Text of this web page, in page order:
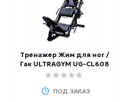
Тренажер Жим для ног /
Гак ULTRAGYM UG-CL608
ПОД ЗАКАЗ